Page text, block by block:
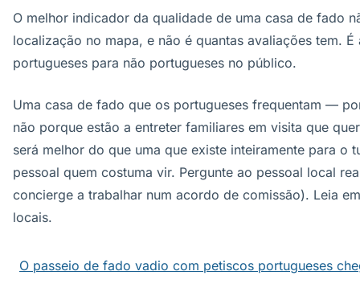
O melhor indicador da qualidade de uma casa de fado
localização no mapa, e não é quantas avaliações tem.
portugueses para não portugueses no público.
Uma casa de fado que os portugueses frequentam —
não porque estão a entreter familiares em visita que
será melhor do que uma que existe inteiramente para o
pessoal quem costuma vir. Pergunte ao pessoal local
concierge a trabalhar num acordo de comissão). Leia
locais.
O passeio de fado vadio com petiscos portugueses